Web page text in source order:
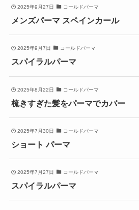
2025年9月27日 コールドパーマ
メンズパーマ スペインカール
2025年9月7日 コールドパーマ
スパイラルパーマ
2025年8月22日 コールドパーマ
梳きすぎた髪をパーマでカバー
2025年7月30日 コールドパーマ
ショート パーマ
2025年7月27日 コールドパーマ
スパイラルパーマ